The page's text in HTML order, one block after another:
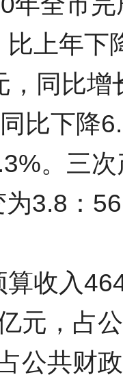
上年下
，同比
比下降
。三
3.8：
收入
元，占
公共财